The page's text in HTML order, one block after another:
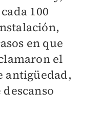
100
en que
el
antigüedad,